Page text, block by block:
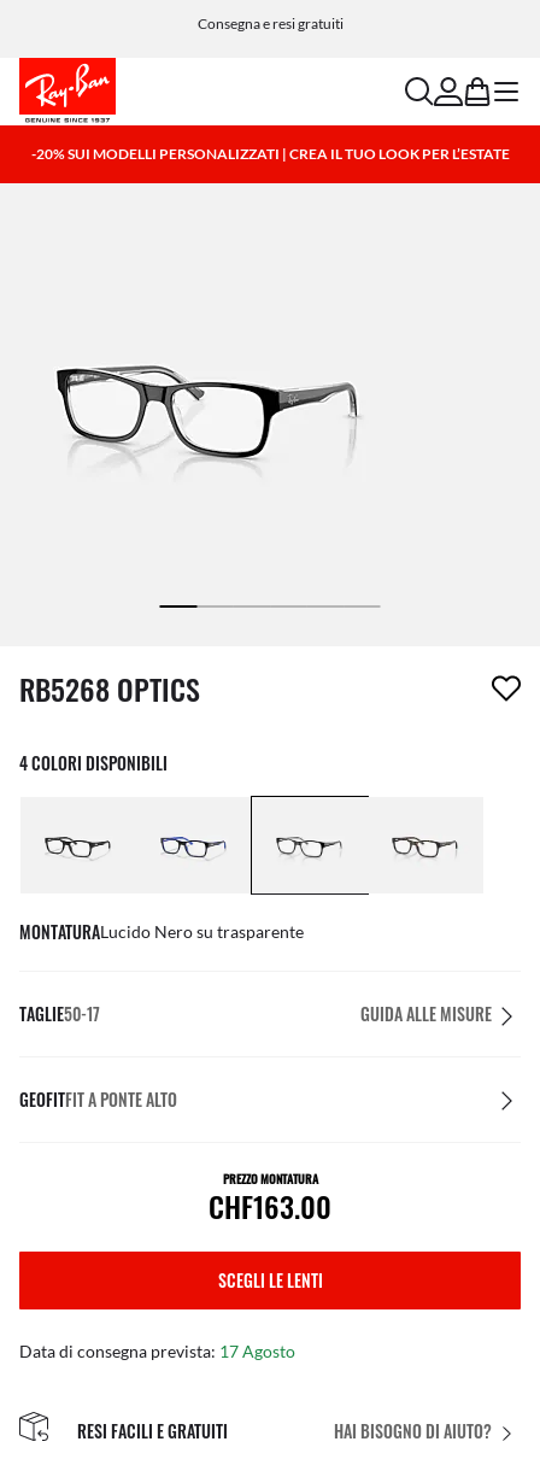
Consegna e resi gratuiti
searchaccount
bag menu
-20% SUI MODELLI PERSONALIZZATI | CREA IL TUO LOOK PER L’ESTATE
1 articolo è stato aggiunto alla tua wishlist
RB5268 OPTICS
4 COLORI DISPONIBILI
MONTATURALucido Nero su trasparente
TAGLIE50-17 GUIDA ALLE MISURE
GEOFITFIT A PONTE ALTO
PREZZO MONTATURA
CHF163.00
SCEGLI LE LENTI
Data di consegna prevista: 17 Agosto
HAI BISOGNO DI AIUTO?
RESI FACILI E GRATUITI